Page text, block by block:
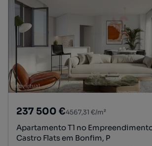
237 500 €4567,31 €/m²
Apartamento T1 no
Castro Flats em Bonfim, P